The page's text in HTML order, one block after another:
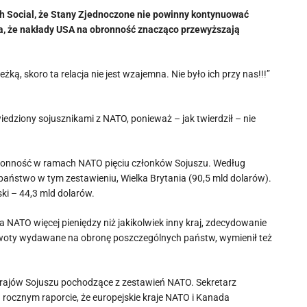
Social, że Stany Zjednoczone nie powinny kontynuować
nakłady USA na obronność znacząco przewyższają
skoro ta relacja nie jest wzajemna. Nie było ich przy nas!!!”
sojusznikami z NATO, ponieważ – jak twierdził – nie
w ramach NATO pięciu członków Sojuszu. Według
w tym zestawieniu, Wielka Brytania (90,5 mld dolarów).
– 44,3 mld dolarów.
NATO więcej pieniędzy niż jakikolwiek inny kraj, zdecydowanie
wydawane na obronę poszczególnych państw, wymienił też
Sojuszu pochodzące z zestawień NATO. Sekretarz
raporcie, że europejskie kraje NATO i Kanada